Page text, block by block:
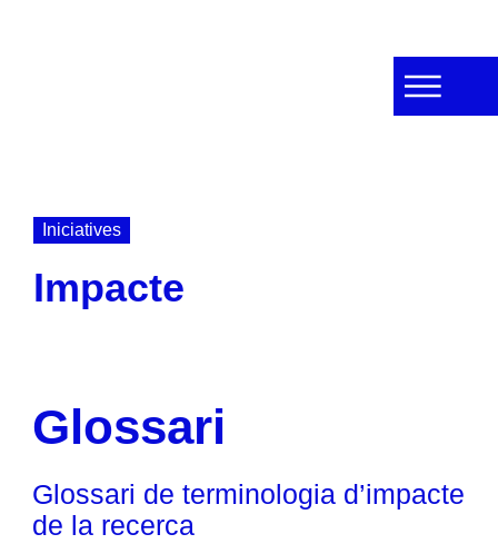
Iniciatives
Impacte
Glossari
Glossari de terminologia d’impacte
de la recerca